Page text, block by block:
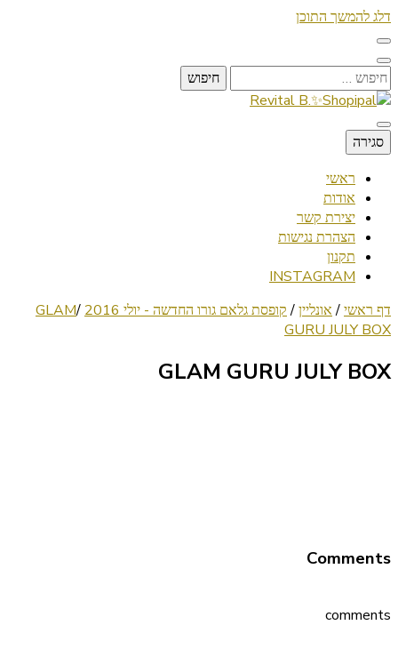
דלג להמשך התוכן
חיפוש:
Revital B.✨Shopipal
Lifestyle ✦ Beauty ✦ Vegan ✦ Travel
סגירה
ראשי
אודות
יצירת קשר
הצהרת נגישות
תקנון
INSTAGRAM
דף ראשי/ אונליין/ קופסת גלאם גורו החדשה - יולי 2016 /
GLAM
GURU JULY BOX
GLAM GURU JULY BOX
Comments
comments